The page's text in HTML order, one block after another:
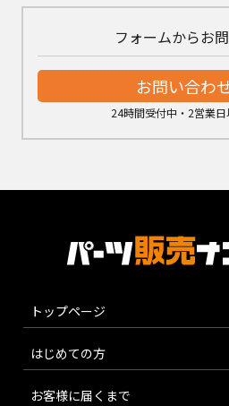
フォームからお
お問い合わ
24時間受付中・2営業
トップページ
はじめての方
お客様に届くまで